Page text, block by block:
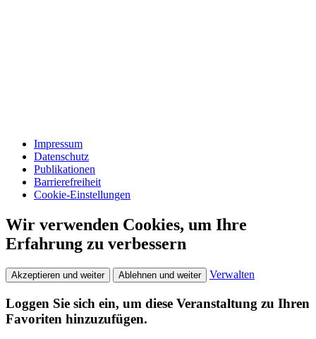
Impressum
Datenschutz
Publikationen
Barrierefreiheit
Cookie-Einstellungen
Wir verwenden Cookies, um Ihre
Erfahrung zu verbessern
Akzeptieren und weiter Ablehnen und weiter Verwalten
Loggen Sie sich ein, um diese Veranstaltung zu Ihren
Favoriten hinzuzufügen.